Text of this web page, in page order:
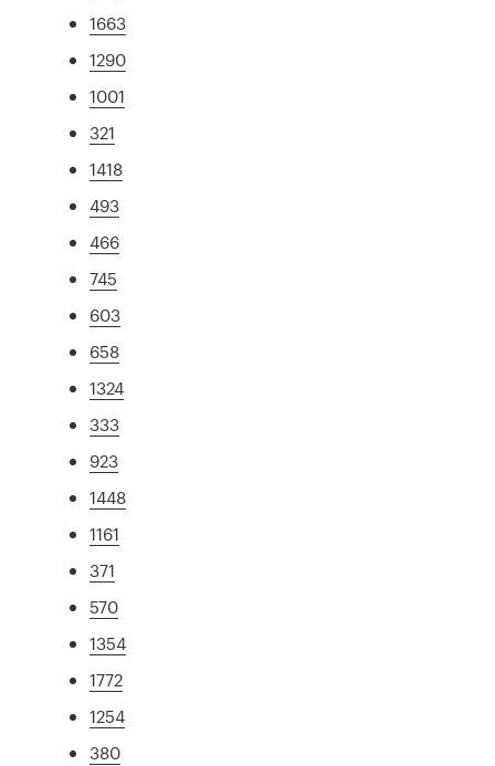
1663
1290
1001
321
1418
493
466
745
603
658
1324
333
923
1448
1161
371
570
1354
1772
1254
380